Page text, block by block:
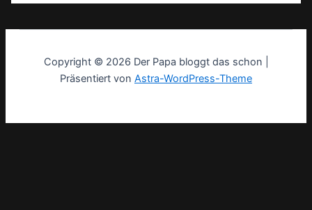
Copyright © 2026 Der Papa bloggt das schon |
Präsentiert von Astra-WordPress-Theme